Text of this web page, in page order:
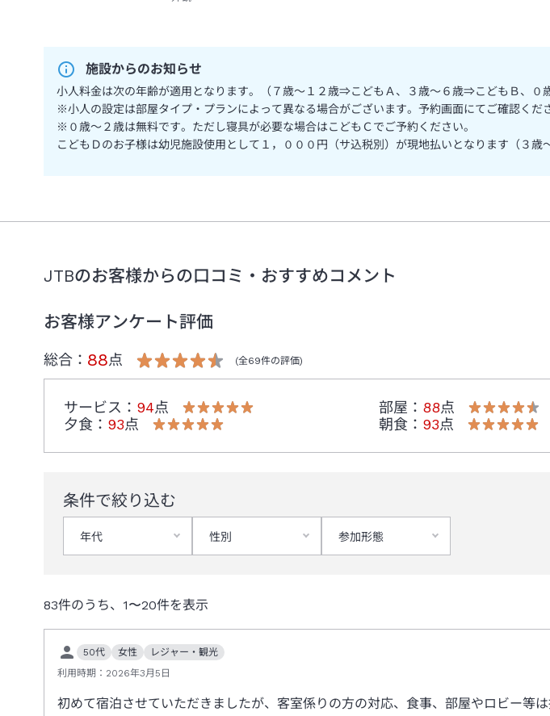
施設からのお知らせ
小人料金は次の年齢が適用となります。（７歳～１２歳⇒こどもＡ、３歳～６歳⇒こどもＢ、０
※小人の設定は部屋タイプ・プランによって異なる場合がございます。予約画面にてご確認くだ
※０歳～２歳は無料です。ただし寝具が必要な場合はこどもＣでご予約ください。
こどもＤのお子様は幼児施設使用として１，０００円（サ込税別）が現地払いとなります（３歳
JTBのお客様からの口コミ・おすすめコメント
お客様アンケート評価
総合： 88点 (全69件の評価)
サービス ： 94点 部屋 ： 88点
夕食 ： 93点 朝食 ： 93点
条件で絞り込む
年代 性別 参加形態
83件のうち、 1〜20件を表示
50代 女性
レジャー・観光
利用時期： 2026年3月5日
初めて宿泊させていただきましたが、客室係りの方の対応、食事、部屋やロビー等